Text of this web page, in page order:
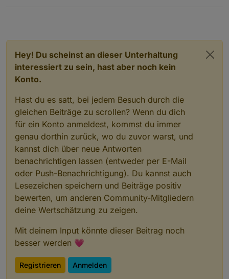
Hey! Du scheinst an dieser Unterhaltung
interessiert zu sein, hast aber noch kein
Konto.
Hast du es satt, bei jedem Besuch durch die
gleichen Beiträge zu scrollen? Wenn du dich
für ein Konto anmeldest, kommst du immer
genau dorthin zurück, wo du zuvor warst, und
kannst dich über neue Antworten
benachrichtigen lassen (entweder per E-Mail
oder Push-Benachrichtigung). Du kannst auch
Lesezeichen speichern und Beiträge positiv
bewerten, um anderen Community-Mitgliedern
deine Wertschätzung zu zeigen.
Mit deinem Input könnte dieser Beitrag noch
besser werden 💗
Registrieren Anmelden